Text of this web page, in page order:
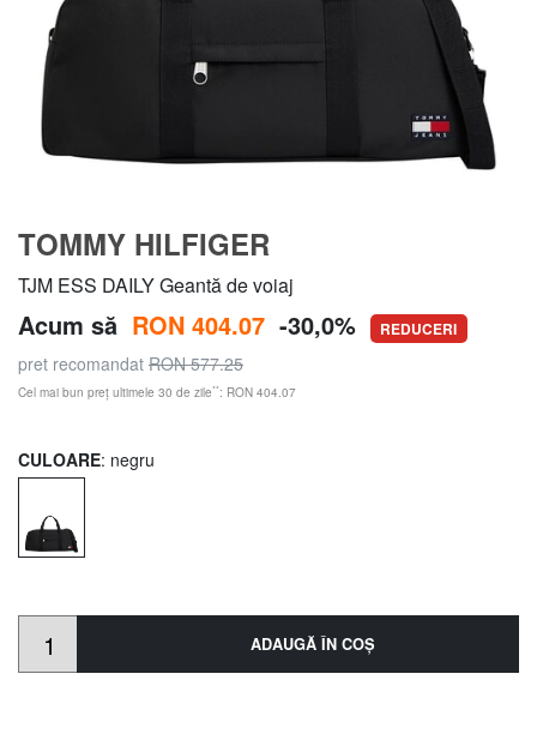
TOMMY HILFIGER
TJM ESS DAILY Geantă de voiaj
Acum să RON 404.07 -30,0% REDUCERI
pret recomandat RON 577.25
Cel mai bun preț ultimele 30 de zile**: RON 404.07
CULOARE: negru
ADAUGĂ ÎN COŞ